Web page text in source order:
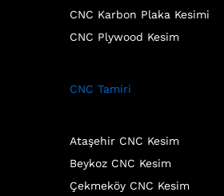
CNC Karbon Plaka Kesimi
CNC Plywood Kesim
CNC Tamiri
Ataşehir CNC Kesim
Beykoz CNC Kesim
Çekmeköy CNC Kesim